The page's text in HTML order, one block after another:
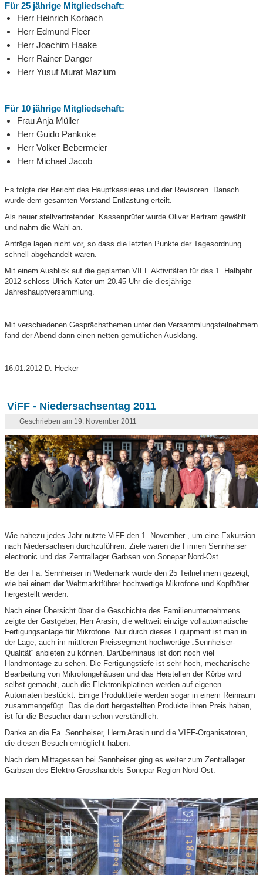
Für 25 jährige Mitgliedschaft:
Herr Heinrich Korbach
Herr Edmund Fleer
Herr Joachim Haake
Herr Rainer Danger
Herr Yusuf Murat Mazlum
Für 10 jährige Mitgliedschaft:
Frau Anja Müller
Herr Guido Pankoke
Herr Volker Bebermeier
Herr Michael Jacob
Es folgte der Bericht des Hauptkassieres und der Revisoren. Danach
wurde dem gesamten Vorstand Entlastung erteilt.
Als neuer stellvertretender Kassenprüfer wurde Oliver Bertram gewählt
und nahm die Wahl an.
Anträge lagen nicht vor, so dass die letzten Punkte der Tagesordnung
schnell abgehandelt waren.
Mit einem Ausblick auf die geplanten VIFF Aktivitäten für das 1. Halbjahr
2012 schloss Ulrich Kater um 20.45 Uhr die diesjährige
Jahreshauptversammlung.
Mit verschiedenen Gesprächsthemen unter den Versammlungsteilnehmern
fand der Abend dann einen netten gemütlichen Ausklang.
16.01.2012 D. Hecker
ViFF - Niedersachsentag 2011
Geschrieben am 19. November 2011
Wie nahezu jedes Jahr nutzte ViFF den 1. November , um eine Exkursion
nach Niedersachsen durchzuführen. Ziele waren die Firmen Sennheiser
electronic und das Zentrallager Garbsen von Sonepar Nord-Ost.
Bei der Fa. Sennheiser in Wedemark wurde den 25 Teilnehmern gezeigt,
wie bei einem der Weltmarktführer hochwertige Mikrofone und Kopfhörer
hergestellt werden.
Nach einer Übersicht über die Geschichte des Familienunternehmens
zeigte der Gastgeber, Herr Arasin, die weltweit einzige vollautomatische
Fertigungsanlage für Mikrofone. Nur durch dieses Equipment ist man in
der Lage, auch im mittleren Preissegment hochwertige „Sennheiser-
Qualität“ anbieten zu können. Darüberhinaus ist dort noch viel
Handmontage zu sehen. Die Fertigungstiefe ist sehr hoch, mechanische
Bearbeitung von Mikrofongehäusen und das Herstellen der Körbe wird
selbst gemacht, auch die Elektronikplatinen werden auf eigenen
Automaten bestückt. Einige Produktteile werden sogar in einem Reinraum
zusammengefügt. Das die dort hergestellten Produkte ihren Preis haben,
ist für die Besucher dann schon verständlich.
Danke an die Fa. Sennheiser, Herrn Arasin und die VIFF-Organisatoren,
die diesen Besuch ermöglicht haben.
Nach dem Mittagessen bei Sennheiser ging es weiter zum Zentrallager
Garbsen des Elektro-Grosshandels Sonepar Region Nord-Ost.